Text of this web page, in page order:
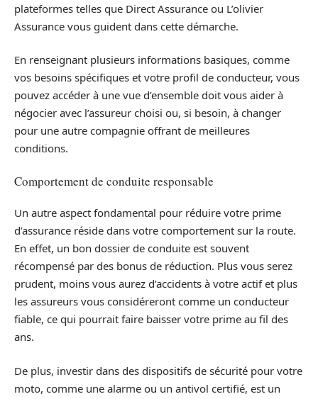
plateformes telles que Direct Assurance ou L’olivier
Assurance vous guident dans cette démarche.
En renseignant plusieurs informations basiques, comme
vos besoins spécifiques et votre profil de conducteur, vous
pouvez accéder à une vue d’ensemble doit vous aider à
négocier avec l’assureur choisi ou, si besoin, à changer
pour une autre compagnie offrant de meilleures
conditions.
Comportement de conduite responsable
Un autre aspect fondamental pour réduire votre prime
d’assurance réside dans votre comportement sur la route.
En effet, un bon dossier de conduite est souvent
récompensé par des bonus de réduction. Plus vous serez
prudent, moins vous aurez d’accidents à votre actif et plus
les assureurs vous considéreront comme un conducteur
fiable, ce qui pourrait faire baisser votre prime au fil des
ans.
De plus, investir dans des dispositifs de sécurité pour votre
moto, comme une alarme ou un antivol certifié, est un